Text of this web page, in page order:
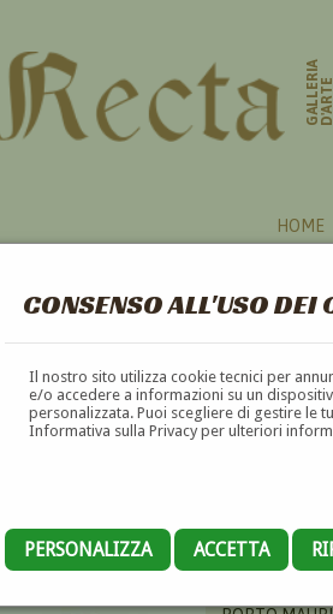
CONSENSO ALL'USO DEI
Il nostro sito utilizza cookie tecnici per
e/o accedere a informazioni su un
personalizzata. Puoi scegliere di gestire le
Informativa sulla Privacy per ulteriori
PERSONALIZZA ACCETTA
GALLERIAD'ARTE
HOME
LEONARDO MASSABÒ